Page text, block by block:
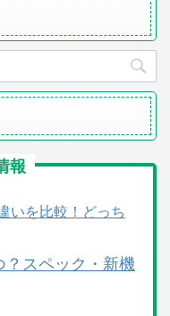
報
いを比較！どっち
スペック・新機